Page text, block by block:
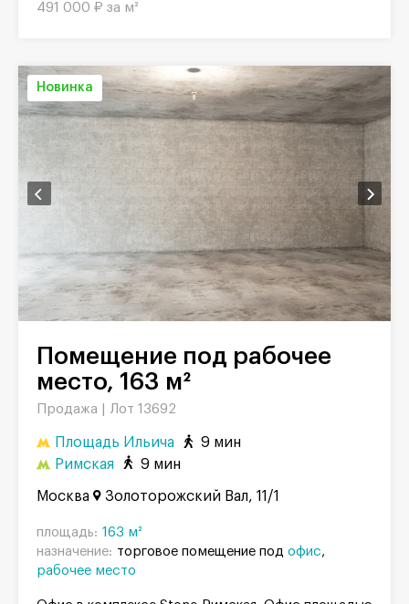
491 000 ₽ за м²
Новинка
Помещение под рабочее
место, 163 м²
Продажа | Лот 13692
Площадь Ильича
9 мин
Римская
9 мин
Москва Золоторожский Вал, 11/1
площадь: 163 м²
назначение: торговое помещение под офис
рабочее место